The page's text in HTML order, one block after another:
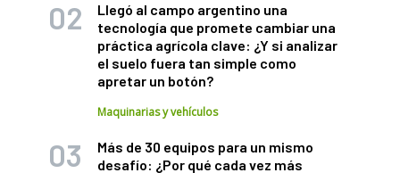
Llegó al campo argentino una
tecnología que promete cambiar una
práctica agrícola clave: ¿Y si analizar
el suelo fuera tan simple como
apretar un botón?
Maquinarias y vehículos
Más de 30 equipos para un mismo
desafío: ¿Por qué cada vez más